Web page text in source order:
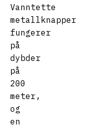
Vanntette
metallknapper
fungerer
på
dybder
på
200
meter,
og
en